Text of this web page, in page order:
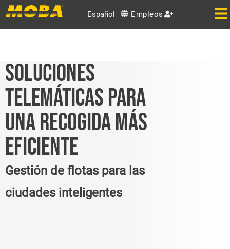
Español Empleos
SOLUCIONES
TELEMÁTICAS PARA
UNA RECOGIDA MÁS
EFICIENTE
Gestión de flotas para las
ciudades inteligentes